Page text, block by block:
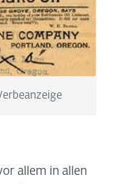
allem in allen